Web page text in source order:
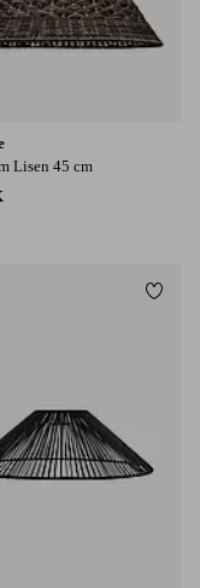
Lisen 45 cm